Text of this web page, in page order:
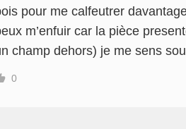
pour me calfeutrer
m’enfuir car la pièce
champ dehors) je me sens
0